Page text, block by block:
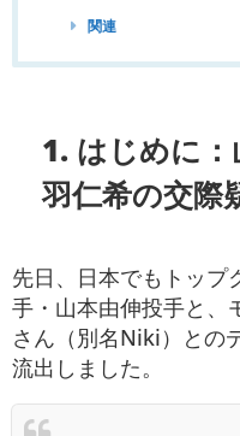
関連
1. はじめに
羽仁希の交際
先日、日本でもトップ
手・山本由伸投手と、
さん（別名Niki）との
流出しました。